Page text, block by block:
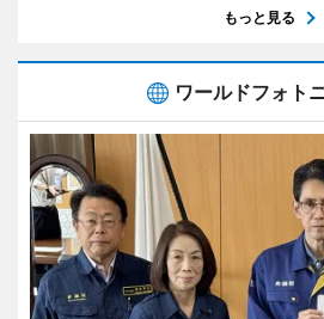
もっと見る
ワールドフォト